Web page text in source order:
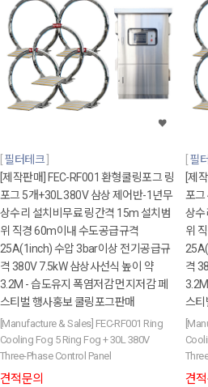
필터테크
[제작판매] FEC-RF001 환형쿨링포그 링
포그 5개+30L 380V 삼상 제어반-1년무
상수리 설치비무료 링간격 15m 설치범
위 직경 60m이내 수도공급규격
25A(1inch) 수압 3bar이상 전기공급규
격 380V 7.5kW 삼상사선식 높이 약
3.2M - 습도유지 폭염저감 먼지저감 페
스티벌 행사홍보 쿨링포그판매
[Manufacture & Sales] FEC-RF001 Ring
Cooling Fog 5 Ring Fog + 30L 380V
Three-Phase Control Panel
견적문의
필
[제
포그
상수
위
격
스티
견